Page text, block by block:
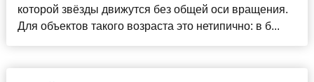
которой звёзды движутся без общей оси вращения.
Для объектов такого возраста это нетипично: в б...